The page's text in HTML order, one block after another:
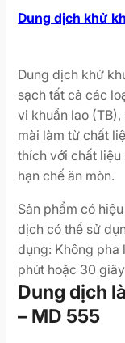
Dung dịch khử
Dung dịch khử
sạch tất cả các
vi khuẩn lao
mài làm từ chất
thích với chất
hạn chế ăn mòn.
Sản phẩm có
dịch có thể sử
dụng: Không pha
phút hoặc 30
Dung dịch
– MD 555